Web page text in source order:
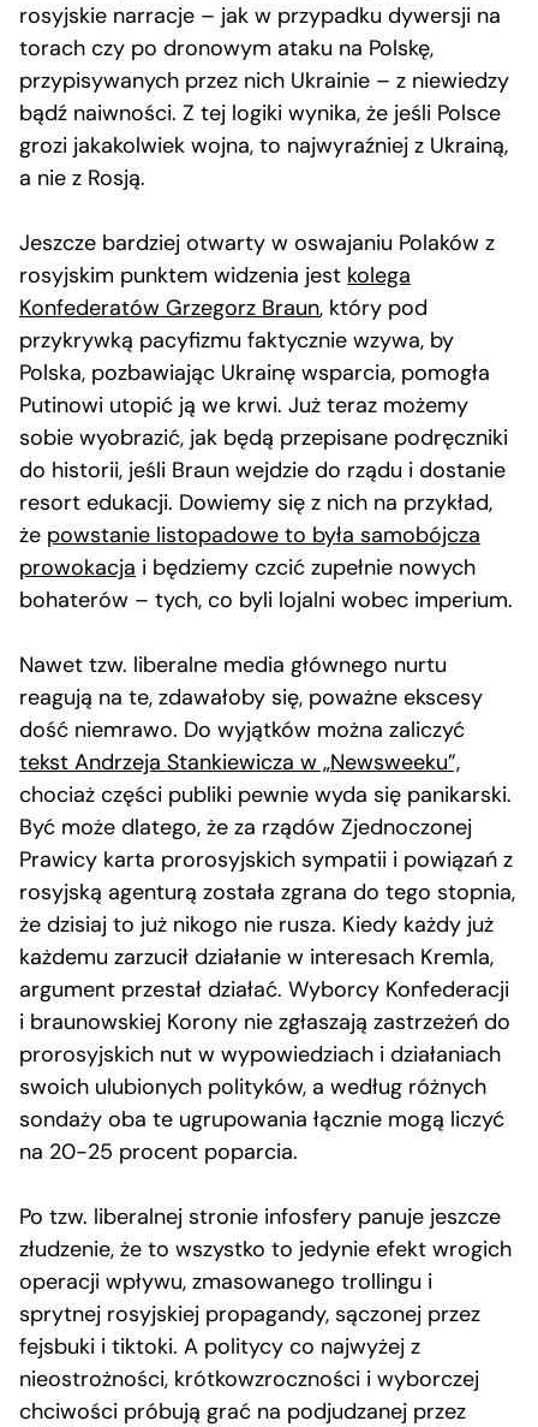
rosyjskie narracje – jak w przypadku dywersji na
torach czy po dronowym ataku na Polskę,
przypisywanych przez nich Ukrainie – z niewiedzy
bądź naiwności. Z tej logiki wynika, że jeśli Polsce
grozi jakakolwiek wojna, to najwyraźniej z Ukrainą,
a nie z Rosją.
Jeszcze bardziej otwarty w oswajaniu Polaków z
rosyjskim punktem widzenia jest kolega
Konfederatów Grzegorz Braun, który pod
przykrywką pacyfizmu faktycznie wzywa, by
Polska, pozbawiając Ukrainę wsparcia, pomogła
Putinowi utopić ją we krwi. Już teraz możemy
sobie wyobrazić, jak będą przepisane podręczniki
do historii, jeśli Braun wejdzie do rządu i dostanie
resort edukacji. Dowiemy się z nich na przykład,
że powstanie listopadowe to była samobójcza
prowokacja i będziemy czcić zupełnie nowych
bohaterów – tych, co byli lojalni wobec imperium.
Nawet tzw. liberalne media głównego nurtu
reagują na te, zdawałoby się, poważne ekscesy
dość niemrawo. Do wyjątków można zaliczyć
tekst Andrzeja Stankiewicza w „Newsweeku”,
chociaż części publiki pewnie wyda się panikarski.
Być może dlatego, że za rządów Zjednoczonej
Prawicy karta prorosyjskich sympatii i powiązań z
rosyjską agenturą została zgrana do tego stopnia,
że dzisiaj to już nikogo nie rusza. Kiedy każdy już
każdemu zarzucił działanie w interesach Kremla,
argument przestał działać. Wyborcy Konfederacji
i braunowskiej Korony nie zgłaszają zastrzeżeń do
prorosyjskich nut w wypowiedziach i działaniach
swoich ulubionych polityków, a według różnych
sondaży oba te ugrupowania łącznie mogą liczyć
na 20-25 procent poparcia.
Po tzw. liberalnej stronie infosfery panuje jeszcze
złudzenie, że to wszystko to jedynie efekt wrogich
operacji wpływu, zmasowanego trollingu i
sprytnej rosyjskiej propagandy, sączonej przez
fejsbuki i tiktoki. A politycy co najwyżej z
nieostrożności, krótkowzroczności i wyborczej
chciwości próbują grać na podjudzanej przez